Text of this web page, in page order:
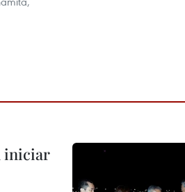
iniciar